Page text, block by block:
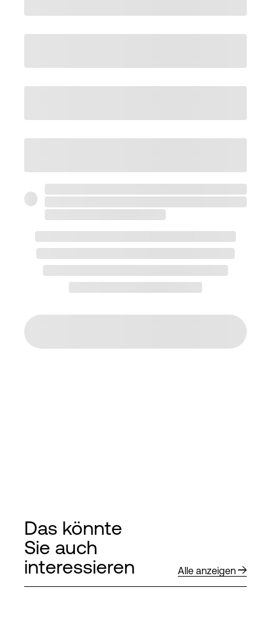
Das könnte
Sie auch
interessieren
Alle anzeigen